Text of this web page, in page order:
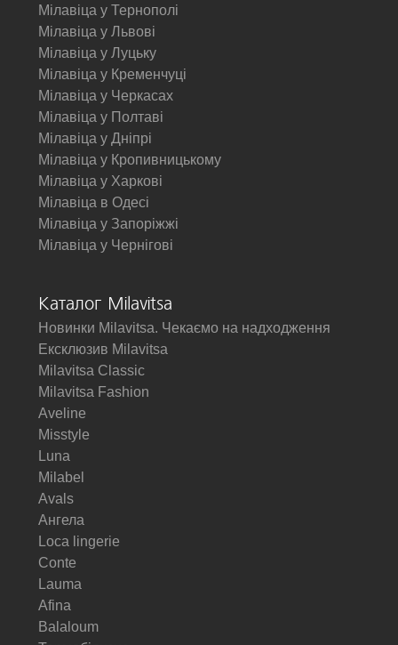
Мілавіца у Тернополі
Мілавіца у Львові
Мілавіца у Луцьку
Мілавіца у Кременчуці
Мілавіца у Черкасах
Мілавіца у Полтаві
Мілавіца у Дніпрі
Мілавіца у Кропивницькому
Мілавіца у Харкові
Мілавіца в Одесі
Мілавіца у Запоріжжі
Мілавіца у Чернігові
Каталог Milavitsa
Новинки Milavitsa. Чекаємо на надходження
Ексклюзив Milavitsa
Milavitsa Classic
Milavitsa Fashion
Aveline
Misstyle
Luna
Milabel
Avals
Ангела
Loca lingerie
Conte
Lauma
Afina
Balaloum